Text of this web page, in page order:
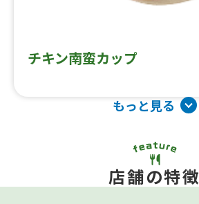
チキン南蛮カップ
もっと見る
店舗の特徴